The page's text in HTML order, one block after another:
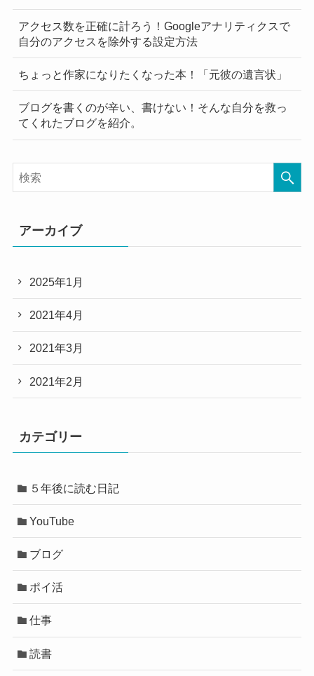
アクセス数を正確に計ろう！Googleアナリティクスで
自分のアクセスを除外する設定方法
ちょっと作家になりたくなった本！「元彼の遺言状」
ブログを書くのが辛い、書けない！そんな自分を救っ
てくれたブログを紹介。
アーカイブ
2025年1月
2021年4月
2021年3月
2021年2月
カテゴリー
５年後に読む日記
YouTube
ブログ
ポイ活
仕事
読書